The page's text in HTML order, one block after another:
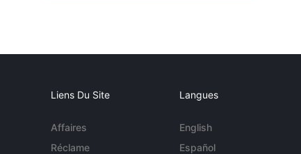
Liens Du Site
Affaires
Réclame
Langues
English
Español